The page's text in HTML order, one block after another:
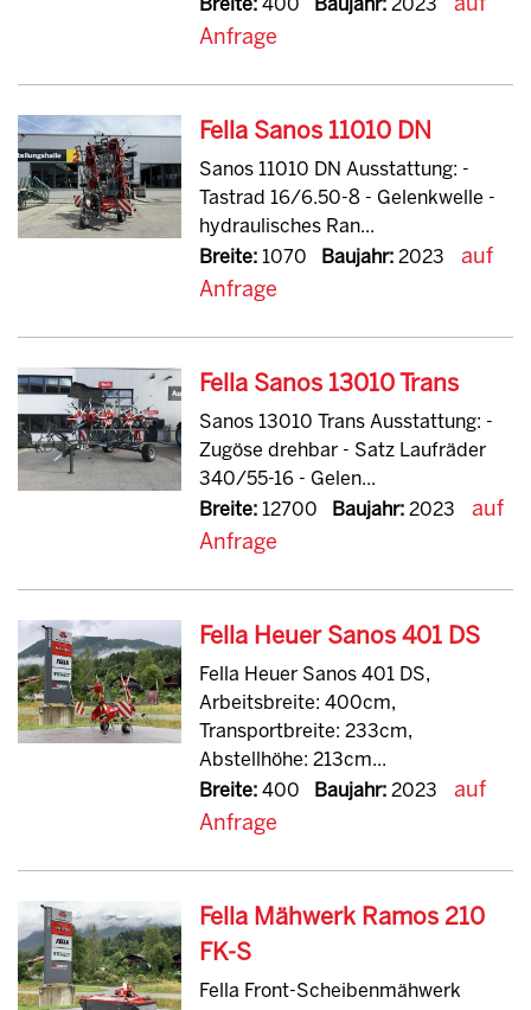
Breite:400 Baujahr:2023
auf
Anfrage
Fella Sanos 11010 DN
Sanos 11010 DN Ausstattung: -
Tastrad 16/6.50-8 - Gelenkwelle -
hydraulisches Ran...
Breite:1070 Baujahr:2023
auf
Anfrage
Fella Sanos 13010 Trans
Sanos 13010 Trans Ausstattung: -
Zugöse drehbar - Satz Laufräder
340/55-16 - Gelen...
Breite:12700 Baujahr:2023
auf
Anfrage
Fella Heuer Sanos 401 DS
Fella Heuer Sanos 401 DS,
Arbeitsbreite: 400cm,
Transportbreite: 233cm,
Abstellhöhe: 213cm...
Breite:400 Baujahr:2023
auf
Anfrage
Fella Mähwerk Ramos 210
FK-S
Fella Front-Scheibenmähwerk